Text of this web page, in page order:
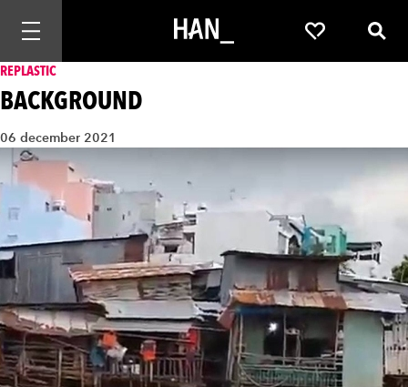
Mobiele navigatie openen Favorieten
REPLASTIC
BACKGROUND
06 december 2021